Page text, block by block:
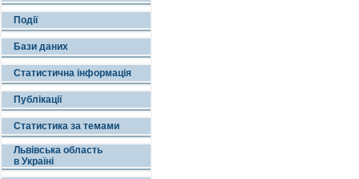
Події
Бази даних
Статистична інформація
Публікації
Статистика за темами
Львівська область
в Україні